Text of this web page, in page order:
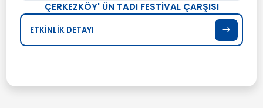
ÇERKEZKÖY' ÜN TADI FESTİVAL ÇARŞISI
ETKİNLİK DETAYI